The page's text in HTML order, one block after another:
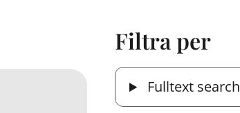
Filtra per
Fulltext search